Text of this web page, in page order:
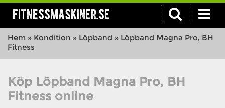
fitnessmaskiner.se
Hem » Kondition » Löpband » Löpband Magna Pro, BH
Fitness
Köp Löpband Magna Pro, BH
Fitness online